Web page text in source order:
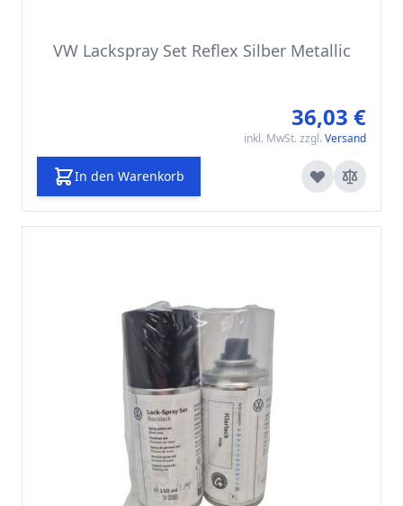
VW Lackspray Set Reflex Silber Metallic
36,03 €
inkl. MwSt. zzgl. Versand
In den Warenkorb